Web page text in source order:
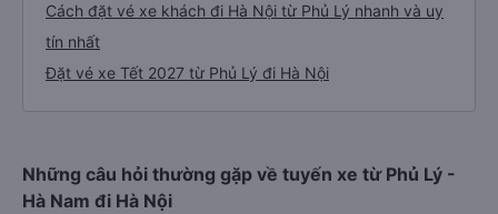
Cách đặt vé xe khách đi Hà Nội từ Phủ Lý nhanh và uy
tín nhất
Đặt vé xe Tết 2027 từ Phủ Lý đi Hà Nội
Những câu hỏi thường gặp về tuyến xe từ Phủ Lý -
Hà Nam đi Hà Nội